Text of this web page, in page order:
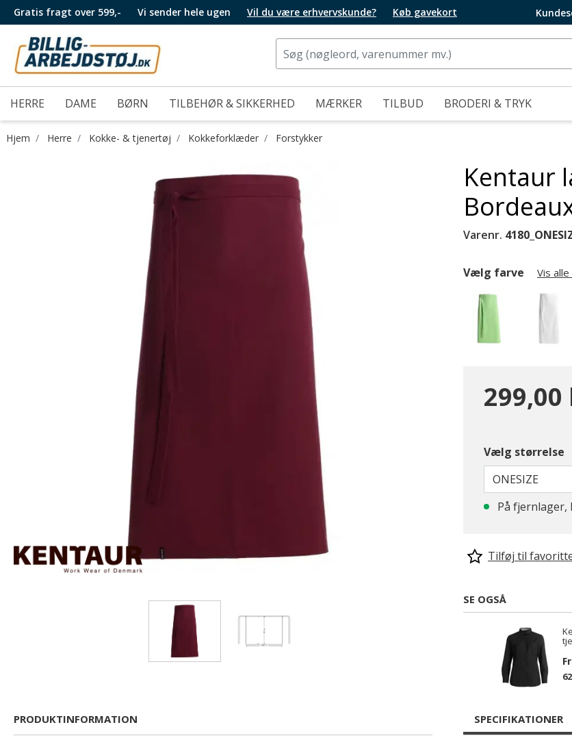
Gratis fragt over 599,- Vi sender hele ugen Vil du være erhvervskunde? Køb gavekort
HERRE DAME BØRN TILBEHØR & SIKKERHED MÆRKER TILBUD BRODERI & TRYK
Hjem Herre Kokke- & tjenertøj Kokkeforklæder Forstykker
Kentaur
Varenr.
Vælg farve Vis
299,00
Vælg størrelse
ONESIZE
På fjernlager,
Tilføj til
SE OGSÅ
PRODUKTINFORMATION SPECIFIKATIONER